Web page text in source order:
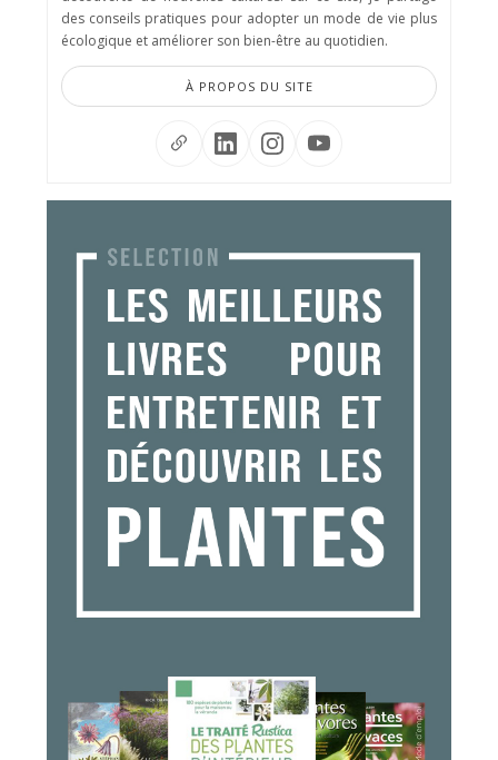
des conseils pratiques pour adopter un mode de vie plus
écologique et améliorer son bien-être au quotidien.
À PROPOS DU SITE